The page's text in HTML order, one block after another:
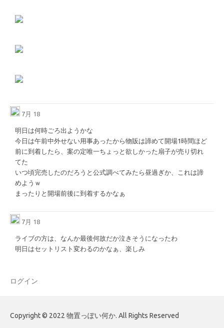
7月 18
明日は何時ごろ出ようかな
今日は午前中外せない用事あったから物販は諦めて開場1時間ほど
前に到着したら、案の定唯一ちょっと欲しかった扇子が売り切れ
てた
いつ頃完売したのだろうと公式調べてみたら昼過ぎか、これは諦
めようｗ
まったりと開場前後に到着するかなぁ
7月 18
ライブの方は、なんか最後何故だか泣きそうになったわ
明日はセットリスト変わるのかなぁ、楽しみ
ログイン
Copyright © 2022 物置っぽい何か. All Rights Reserved